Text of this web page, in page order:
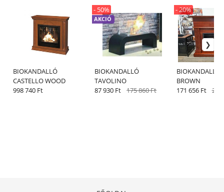
BIOKANDALLÓ
CASTELLO WOOD
998 740 Ft
BIOKANDALLÓ
TAVOLINO
AKCIÓ
- 50%
87 930 Ft 175 860 Ft
BIOKANDALLÓ
BROWN
- 20%
171 656 Ft 214